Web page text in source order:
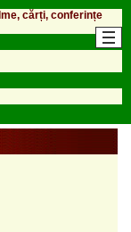
cărți, conferințe